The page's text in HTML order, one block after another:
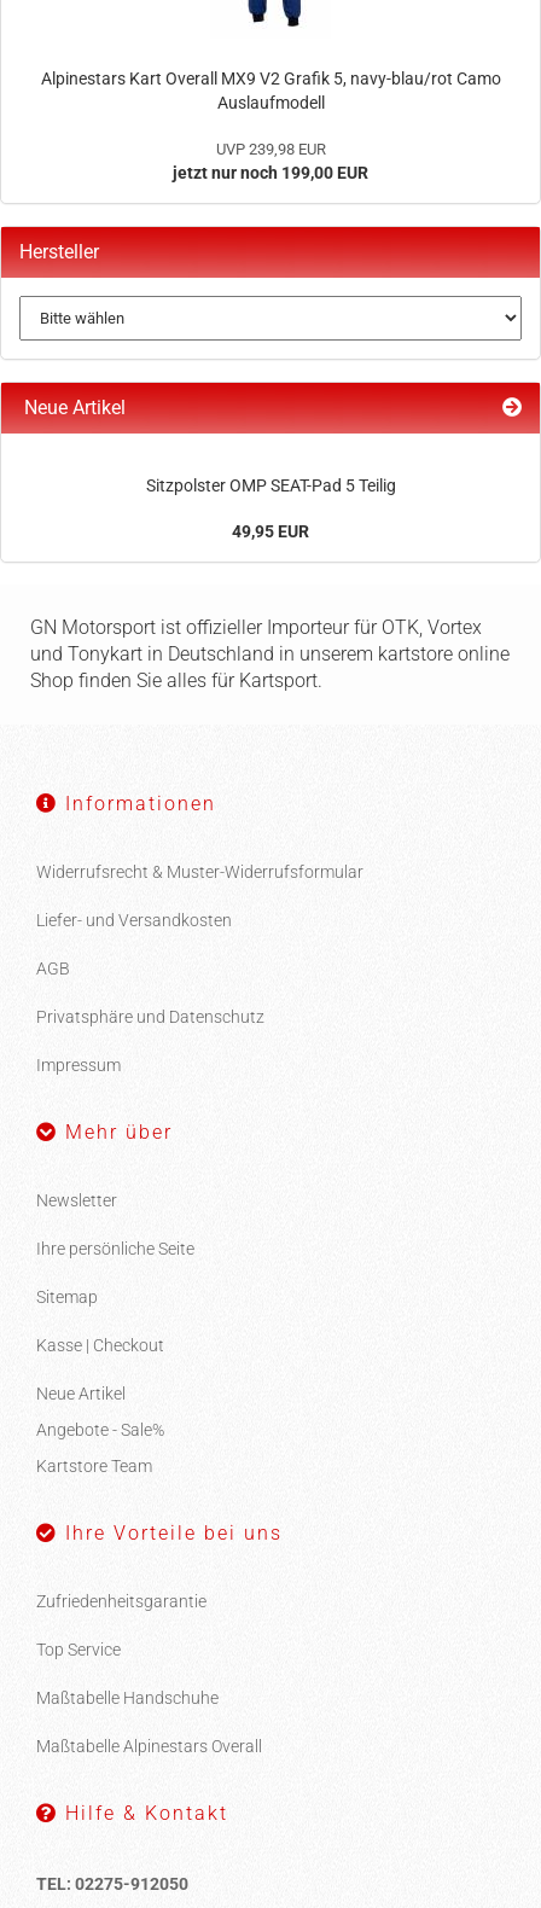
Alpinestars Kart Overall MX9 V2 Grafik 5, navy-blau/rot Camo
Auslaufmodell
UVP 239,98 EUR
jetzt nur noch 199,00 EUR
Hersteller
Neue Artikel
Sitzpolster OMP SEAT-Pad 5 Teilig
49,95 EUR
GN Motorsport ist offizieller Importeur für OTK, Vortex
und Tonykart in Deutschland in unserem kartstore online
Shop finden Sie alles für Kartsport.
Informationen
Widerrufsrecht & Muster-Widerrufsformular
Liefer- und Versandkosten
AGB
Privatsphäre und Datenschutz
Impressum
Mehr über
Newsletter
Ihre persönliche Seite
Sitemap
Kasse | Checkout
Neue Artikel
Angebote - Sale%
Kartstore Team
Ihre Vorteile bei uns
Zufriedenheitsgarantie
Top Service
Maßtabelle Handschuhe
Maßtabelle Alpinestars Overall
Hilfe & Kontakt
TEL: 02275-912050